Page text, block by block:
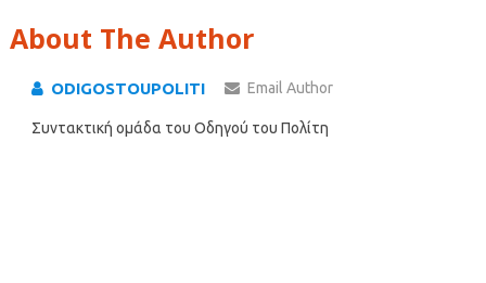
About The Author
ODIGOSTOUPOLITI Email Author
Συντακτική ομάδα του Οδηγού του Πολίτη